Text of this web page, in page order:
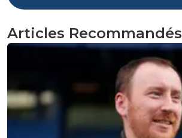
Articles Recommandés